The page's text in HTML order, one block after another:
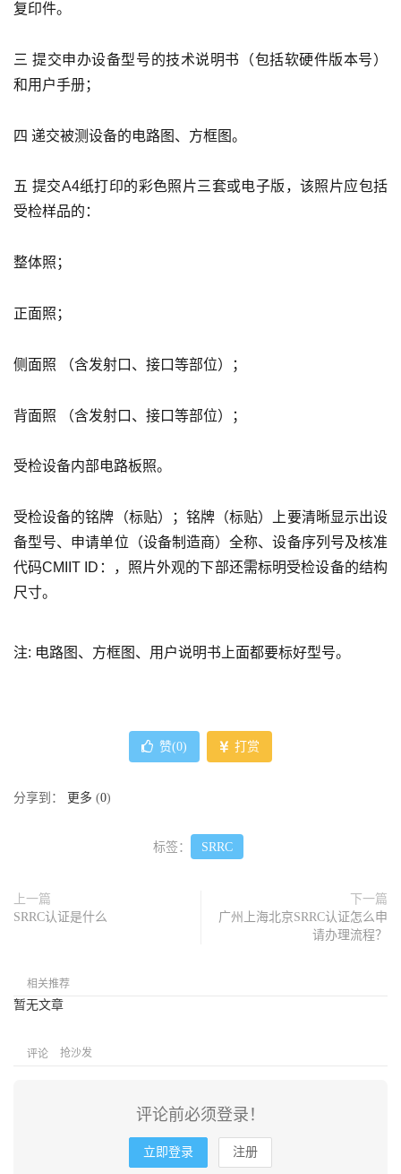
复印件。
三 提交申办设备型号的技术说明书（包括软硬件版本号）
和用户手册；
四 递交被测设备的电路图、方框图。
五 提交A4纸打印的彩色照片三套或电子版，该照片应包括
受检样品的：
整体照；
正面照；
侧面照 （含发射口、接口等部位）；
背面照 （含发射口、接口等部位）；
受检设备内部电路板照。
受检设备的铭牌（标贴）；铭牌（标贴）上要清晰显示出设
备型号、申请单位（设备制造商）全称、设备序列号及核准
代码CMIIT ID：，照片外观的下部还需标明受检设备的结构
尺寸。
注: 电路图、方框图、用户说明书上面都要标好型号。
赞(0) 打赏
分享到： 更多 (0)
标签： SRRC
上一篇
SRRC认证是什么
下一篇
广州上海北京SRRC认证怎么申
请办理流程？
相关推荐
暂无文章
评论 抢沙发
评论前必须登录！
立即登录 注册